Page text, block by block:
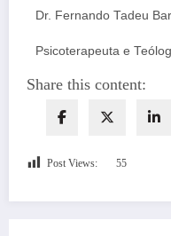
Dr. Fernando Tadeu
Psicoterapeuta e
Share this content:
Post Views: 55